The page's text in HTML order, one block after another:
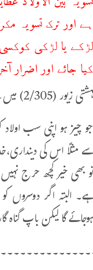
ہے اور ترک تسویہ
لڑکے یا لڑکی
کیا جائے اور اضرار
(2/305) میں ہے:
جو چیز ہو اپنی سب
سے مثلاً اس کی
تو بھی خیر کچھ حرج
ہے۔ البتہ اگر دوسروں
ہوجائے گا لیکن باپ گناہ